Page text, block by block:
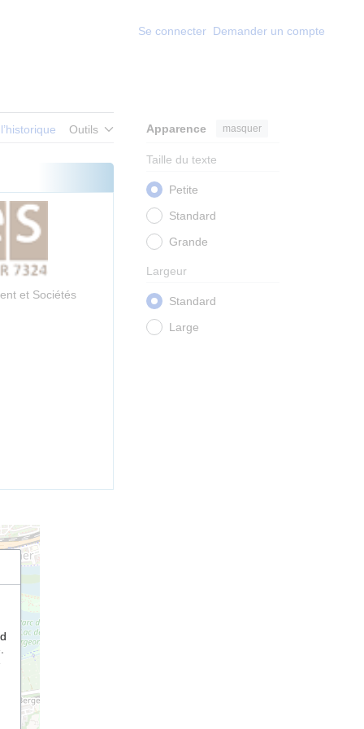
Se connecter Demander un compte
Outils Apparence masquer
Taille du texte
Petite
Standard
Grande
Largeur
Standard
Large
et Sociétés